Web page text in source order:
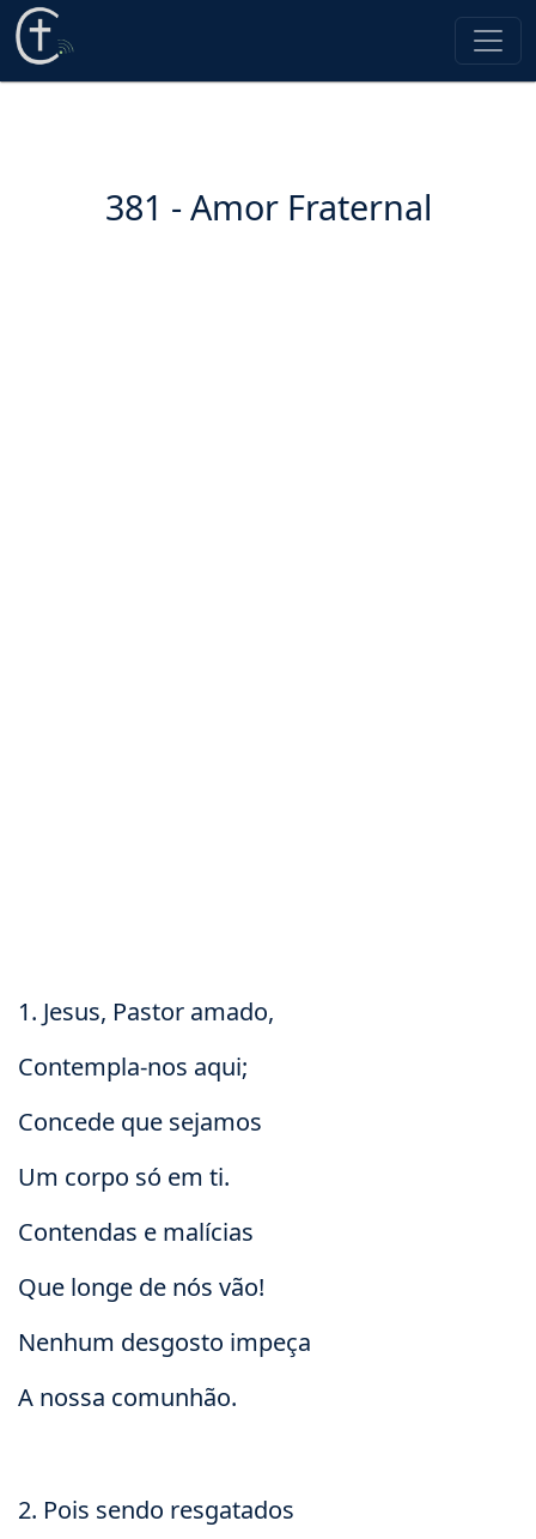
381 - Amor Fraternal
1. Jesus, Pastor amado,
Contempla-nos aqui;
Concede que sejamos
Um corpo só em ti.
Contendas e malícias
Que longe de nós vão!
Nenhum desgosto impeça
A nossa comunhão.
2. Pois sendo resgatados